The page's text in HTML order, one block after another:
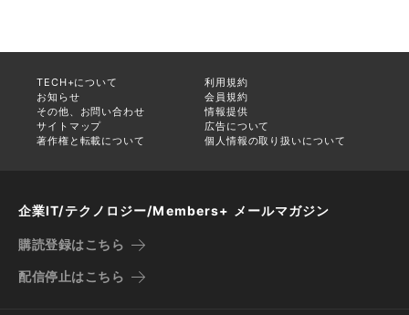
TECH+について
利用規約
お知らせ
会員規約
その他、お問い合わせ
情報提供
サイトマップ
広告について
著作権と転載について
個人情報の取り扱いについて
企業IT/テクノロジー/Members+ メールマガジン
購読登録はこちら
配信停止はこちら